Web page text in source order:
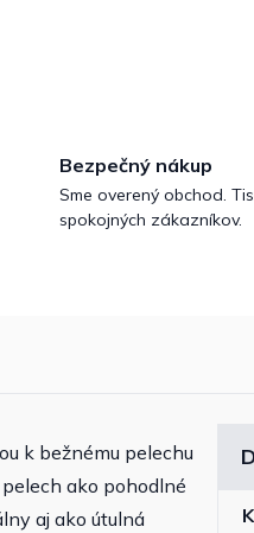
Bezpečný nákup
Sme overený obchod.
spokojných zákazníkov.
k bežnému pelechu
ako pohodlné
aj ako útulná